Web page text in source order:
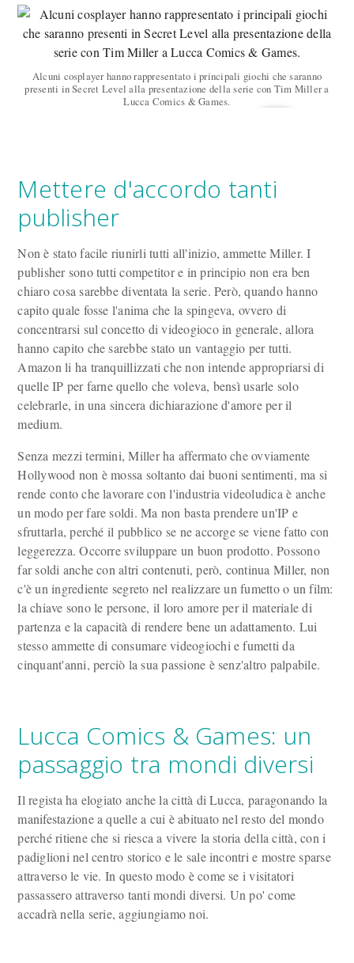
Alcuni cosplayer hanno rappresentato i principali giochi che saranno
presenti in Secret Level alla presentazione della serie con Tim Miller a
Lucca Comics & Games.
Mettere d'accordo tanti
publisher
Non è stato facile riunirli tutti all'inizio, ammette Miller. I
publisher sono tutti competitor e in principio non era ben
chiaro cosa sarebbe diventata la serie. Però, quando hanno
capito quale fosse l'anima che la spingeva, ovvero di
concentrarsi sul concetto di videogioco in generale, allora
hanno capito che sarebbe stato un vantaggio per tutti.
Amazon li ha tranquillizzati che non intende appropriarsi di
quelle IP per farne quello che voleva, bensì usarle solo
celebrarle, in una sincera dichiarazione d'amore per il
medium.
Senza mezzi termini, Miller ha affermato che ovviamente
Hollywood non è mossa soltanto dai buoni sentimenti, ma si
rende conto che lavorare con l'industria videoludica è anche
un modo per fare soldi. Ma non basta prendere un'IP e
sfruttarla, perché il pubblico se ne accorge se viene fatto con
leggerezza. Occorre sviluppare un buon prodotto. Possono
far soldi anche con altri contenuti, però, continua Miller, non
c'è un ingrediente segreto nel realizzare un fumetto o un film:
la chiave sono le persone, il loro amore per il materiale di
partenza e la capacità di rendere bene un adattamento. Lui
stesso ammette di consumare videogiochi e fumetti da
cinquant'anni, perciò la sua passione è senz'altro palpabile.
Lucca Comics & Games: un
passaggio tra mondi diversi
Il regista ha elogiato anche la città di Lucca, paragonando la
manifestazione a quelle a cui è abituato nel resto del mondo
perché ritiene che si riesca a vivere la storia della città, con i
padiglioni nel centro storico e le sale incontri e mostre sparse
attraverso le vie. In questo modo è come se i visitatori
passassero attraverso tanti mondi diversi. Un po' come
accadrà nella serie, aggiungiamo noi.